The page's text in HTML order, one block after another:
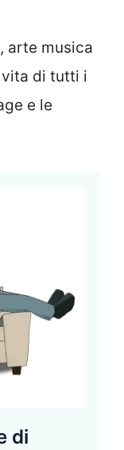
arte musica
di tutti i
e le
di